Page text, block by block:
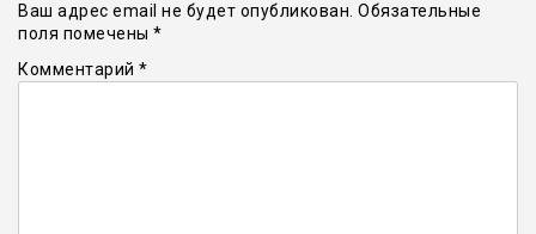
Ваш адрес email не будет опубликован. Обязательные
поля помечены *
Комментарий *